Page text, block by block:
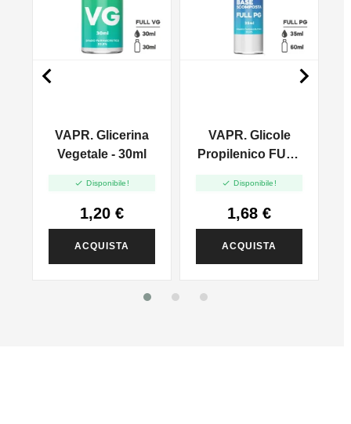
VAPR. Glicerina
Vegetale - 30ml
 Disponibile!
1,20 €
ACQUISTA
VAPR. Glicole
Propilenico FULL
 Disponibile!
1,68 €
ACQUISTA
 